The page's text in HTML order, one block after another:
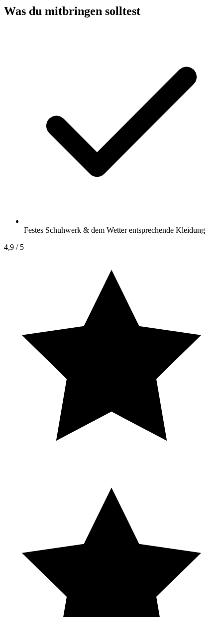
Was du mitbringen solltest
Festes Schuhwerk & dem Wetter entsprechende Kleidung
4,9 / 5